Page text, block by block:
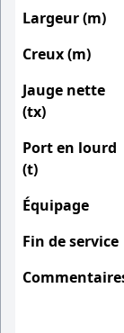
Largeur (m)
Creux (m)
Jauge nette
(tx)
Port en lourd
(t)
Équipage
Fin de service